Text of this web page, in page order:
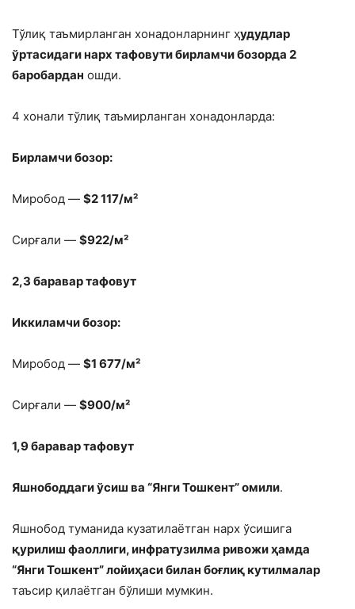
Тўлиқ таъмирланган хонадонларнинг ҳудудлар
ўртасидаги нарх тафовути бирламчи бозорда 2
баробардан ошди.
4 хонали тўлиқ таъмирланган хонадонларда:
Бирламчи бозор:
Миробод — $2 117/м²
Сирғали — $922/м²
2,3 баравар тафовут
Иккиламчи бозор:
Миробод — $1 677/м²
Сирғали — $900/м²
1,9 баравар тафовут
Яшнободдаги ўсиш ва “Янги Тошкент” омили.
Яшнобод туманида кузатилаётган нарх ўсишига
қурилиш фаоллиги, инфратузилма ривожи ҳамда
“Янги Тошкент” лойиҳаси билан боғлиқ кутилмалар
таъсир қилаётган бўлиши мумкин.